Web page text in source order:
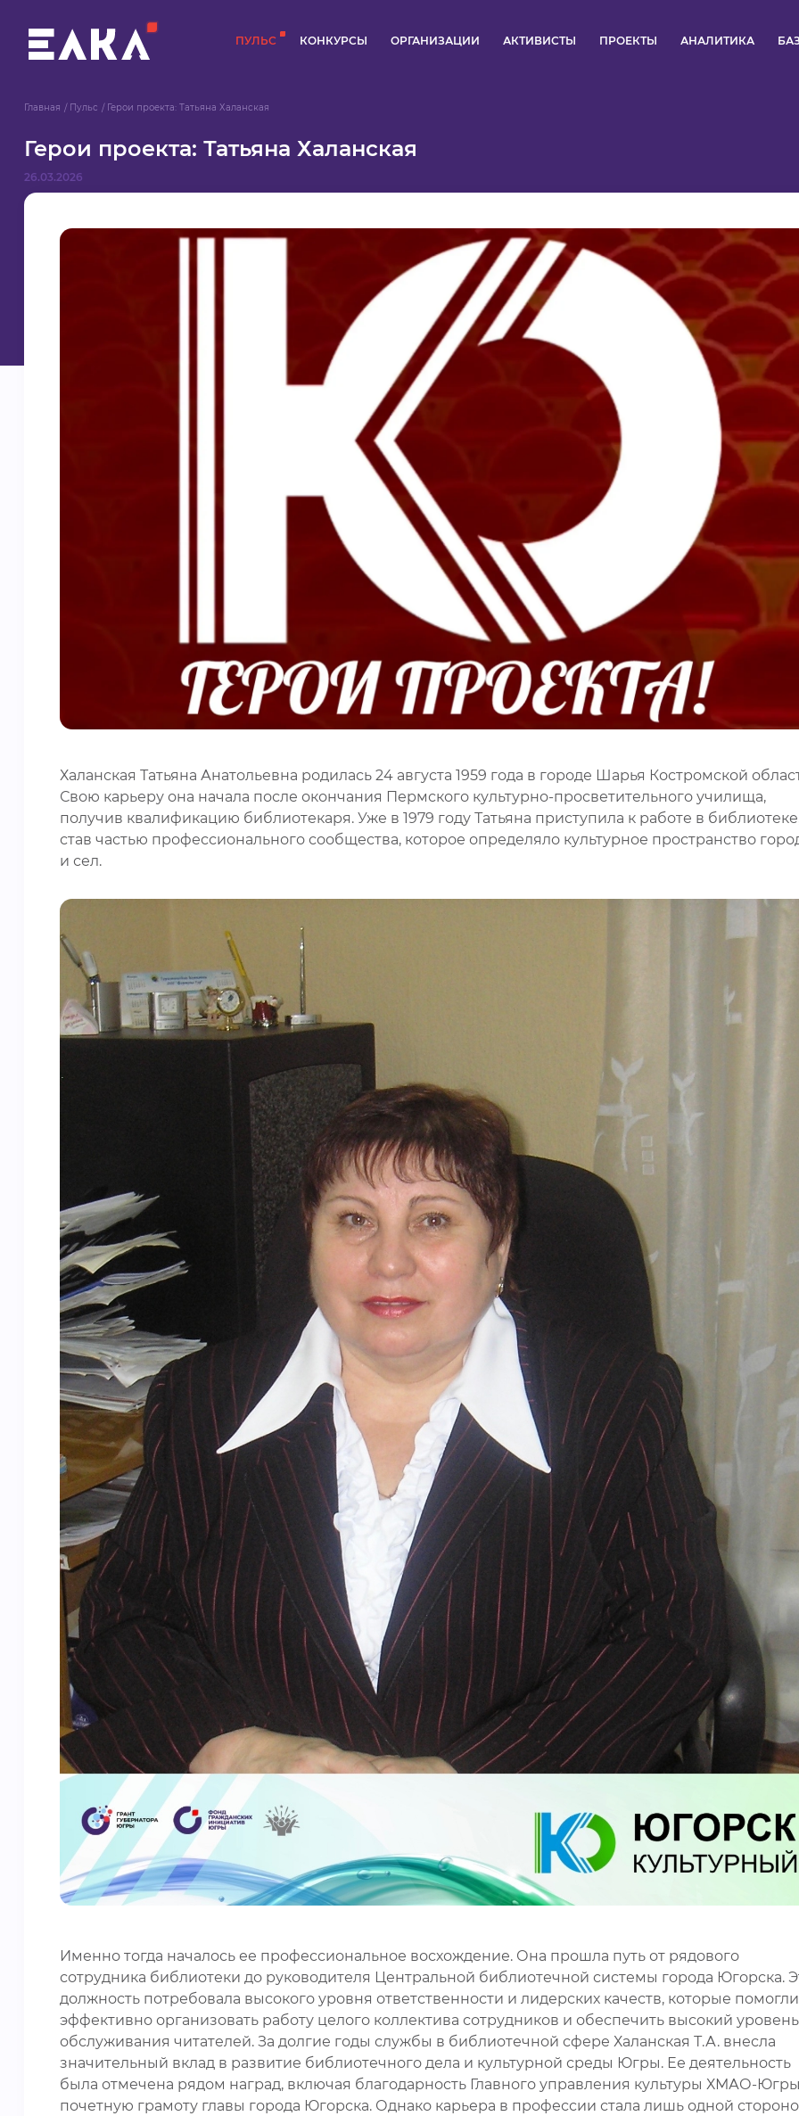
ПУЛЬС КОНКУРСЫ ОРГАНИЗАЦИИ АКТИВИСТЫ ПРОЕКТЫ АНАЛИТИКА
ОРГАНИЗАЦИИ
АКТИВИСТЫ
ПРОЕКТЫ
АНАЛИТИКА
БАЗА ЗНАНИЙ
ВОЙТИ
Главная Пульс Герои проекта: Татьяна Халанская
Герои проекта: Татьяна Халанская
26.03.2026
Халанская Татьяна Анатольевна родилась 24 августа 1959 года в городе Шарья Костромской
Свою карьеру она начала после окончания Пермского культурно-просветительного училища,
получив квалификацию библиотекаря. Уже в 1979 году Татьяна приступила к работе в
став частью профессионального сообщества, которое определяло культурное пространство
и сел.
Именно тогда началось ее профессиональное восхождение. Она прошла путь от рядового
сотрудника библиотеки до руководителя Центральной библиотечной системы города Югорска.
должность потребовала высокого уровня ответственности и лидерских качеств, которые
эффективно организовать работу целого коллектива сотрудников и обеспечить высокий уровень
обслуживания читателей. За долгие годы службы в библиотечной сфере Халанская Т.А. внесла
значительный вклад в развитие библиотечного дела и культурной среды Югры. Ее деятельность
была отмечена рядом наград, включая благодарность Главного управления культуры ХМАО-
почетную грамоту главы города Югорска. Однако карьера в профессии стала лишь одной